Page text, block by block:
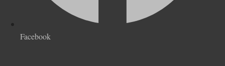
Facebook